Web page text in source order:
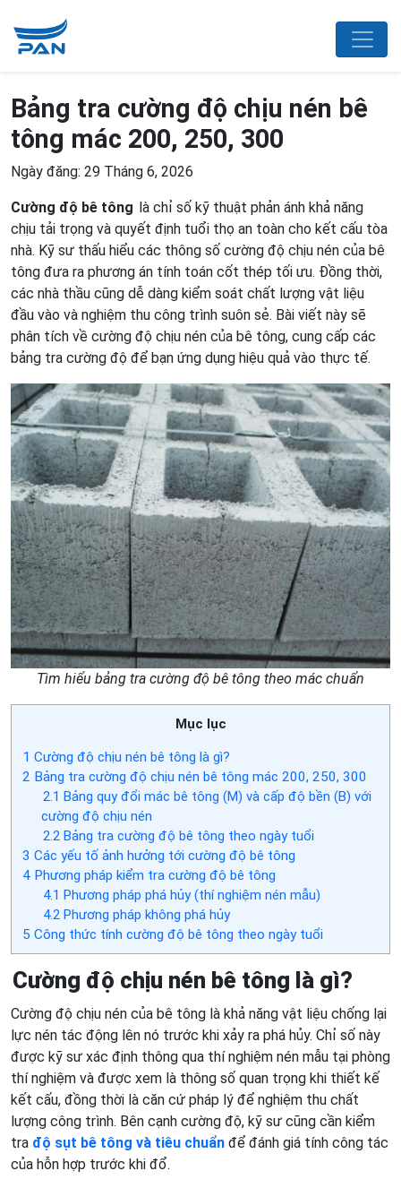
Bảng tra cường độ chịu nén bê
tông mác 200, 250, 300
Ngày đăng: 29 Tháng 6, 2026
Cường độ bê tông là chỉ số kỹ thuật phản ánh khả năng
chịu tải trọng và quyết định tuổi thọ an toàn cho kết cấu tòa
nhà. Kỹ sư thấu hiểu các thông số cường độ chịu nén của bê
tông đưa ra phương án tính toán cốt thép tối ưu. Đồng thời,
các nhà thầu cũng dễ dàng kiểm soát chất lượng vật liệu
đầu vào và nghiệm thu công trình suôn sẻ. Bài viết này sẽ
phân tích về cường độ chịu nén của bê tông, cung cấp các
bảng tra cường độ để bạn ứng dụng hiệu quả vào thực tế.
Tìm hiểu bảng tra cường độ bê tông theo mác chuẩn
Mục lục
1 Cường độ chịu nén bê tông là gì?
2 Bảng tra cường độ chịu nén bê tông mác 200, 250, 300
2.1 Bảng quy đổi mác bê tông (M) và cấp độ bền (B) với
cường độ chịu nén
2.2Bảng tra cường độ bê tông theo ngày tuổi
3 Các yếu tố ảnh hưởng tới cường độ bê tông
4 Phương pháp kiểm tra cường độ bê tông
4.1 Phương pháp phá hủy (thí nghiệm nén mẫu)
4.2Phương pháp không phá hủy
5 Công thức tính cường độ bê tông theo ngày tuổi
Cường độ chịu nén bê tông là gì?
Cường độ chịu nén của bê tông là khả năng vật liệu chống lại
lực nén tác động lên nó trước khi xảy ra phá hủy. Chỉ số này
được kỹ sư xác định thông qua thí nghiệm nén mẫu tại phòng
thí nghiệm và được xem là thông số quan trọng khi thiết kế
kết cấu, đồng thời là căn cứ pháp lý để nghiệm thu chất
lượng công trình. Bên cạnh cường độ, kỹ sư cũng cần kiểm
tra độ sụt bê tông và tiêu chuẩn để đánh giá tính công tác
của hỗn hợp trước khi đổ.